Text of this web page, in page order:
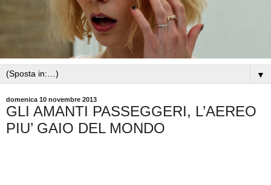
▼
domenica 10 novembre 2013
GLI AMANTI PASSEGGERI, L’AEREO
PIU’ GAIO DEL MONDO